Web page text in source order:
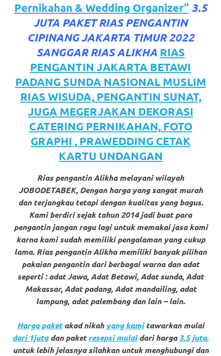
Hours
Online
replica
rolex.
Discover
More
Here
loanswatches.com.
80%
Discount
replica
watches.
click
fake
watches.
Get
the
Pernikahan & Wedding Organizer” 3.5
JUTA PAKET RIAS PENGANTIN
CIPINANG JAKARTA TIMUR 2022
SANGGAR RIAS ALIKHA RIAS
PENGANTIN JAKARTA BETAWI
PADANG SUNDA NASIONAL MUSLIM
RIAS WISUDA, PENGANTIN SUNAT,
JUGA MEGERJAKAN DEKORASI
CATERING PERNIKAHAN, FOTO
GRAPHI , PRAWEDDING CETAK
KARTU UNDANGAN
Rias pengantin Alikha melayani wilayah
JOBODETABEK, Dengan harga yang sangat murah
dan terjangkau tetapi dengan kualitas yang bagus.
Kami berdiri sejak tahun 2014 jadi buat para
pengantin jangan ragu lagi untuk memakai jasa kami
karna kami sudah memiliki pengalaman yang cukup
lama. Rias pengantin Alikha memiliki banyak pilihan
pakaian pengantin dari berbagai warna dan adat
seperti : adat Jawa, Adat Betawi, Adat sunda, Adat
Makassar, Adat padang, Adat mandailing, adat
lampung, adat palembang dan lain – lain.
Harga paketakad nikah yang kamitawarkan mulai
dari 1jutadan paketresepsi mulaidari harga3,5 juta.
untuk lebih jelasnya silahkan untuk menghubungi dan